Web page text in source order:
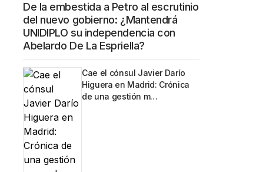
De la embestida a Petro al escrutinio
del nuevo gobierno: ¿Mantendrá
UNIDIPLO su independencia con
Abelardo De La Espriella?
Cae el cónsul Javier Darío
Higuera en Madrid: Crónica
de una gestión m…